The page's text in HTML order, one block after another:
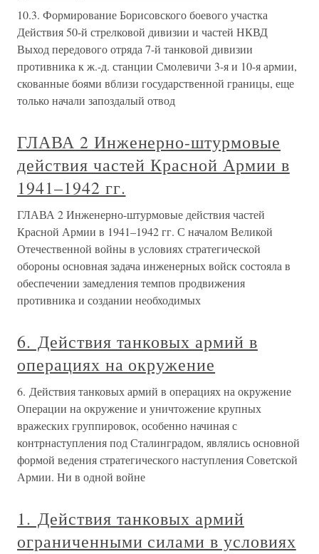
10.3. Формирование Борисовского боевого участка
Действия 50-й стрелковой дивизии и частей НКВД
Выход передового отряда 7-й танковой дивизии
противника к ж.-д. станции Смолевичи 3-я и 10-я армии,
скованные боями вблизи государственной границы, еще
только начали запоздалый отвод
ГЛАВА 2 Инженерно-штурмовые
действия частей Красной Армии в
1941–1942 гг.
ГЛАВА 2 Инженерно-штурмовые действия частей
Красной Армии в 1941–1942 гг. С началом Великой
Отечественной войны в условиях стратегической
обороны основная задача инженерных войск состояла в
обеспечении замедления темпов продвижения
противника и создании необходимых
6. Действия танковых армий в
операциях на окружение
6. Действия танковых армий в операциях на окружение
Операции на окружение и уничтожение крупных
вражеских группировок, особенно начиная с
контрнаступления под Сталинградом, являлись основной
формой ведения стратегического наступления Советской
Армии. Ни в одной войне
1. Действия танковых армий
ограниченными силами в условиях